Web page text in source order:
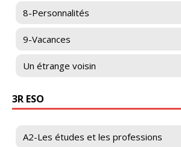
8-Personnalités
9-Vacances
Un étrange voisin
3R ESO
A2-Les études et les professions